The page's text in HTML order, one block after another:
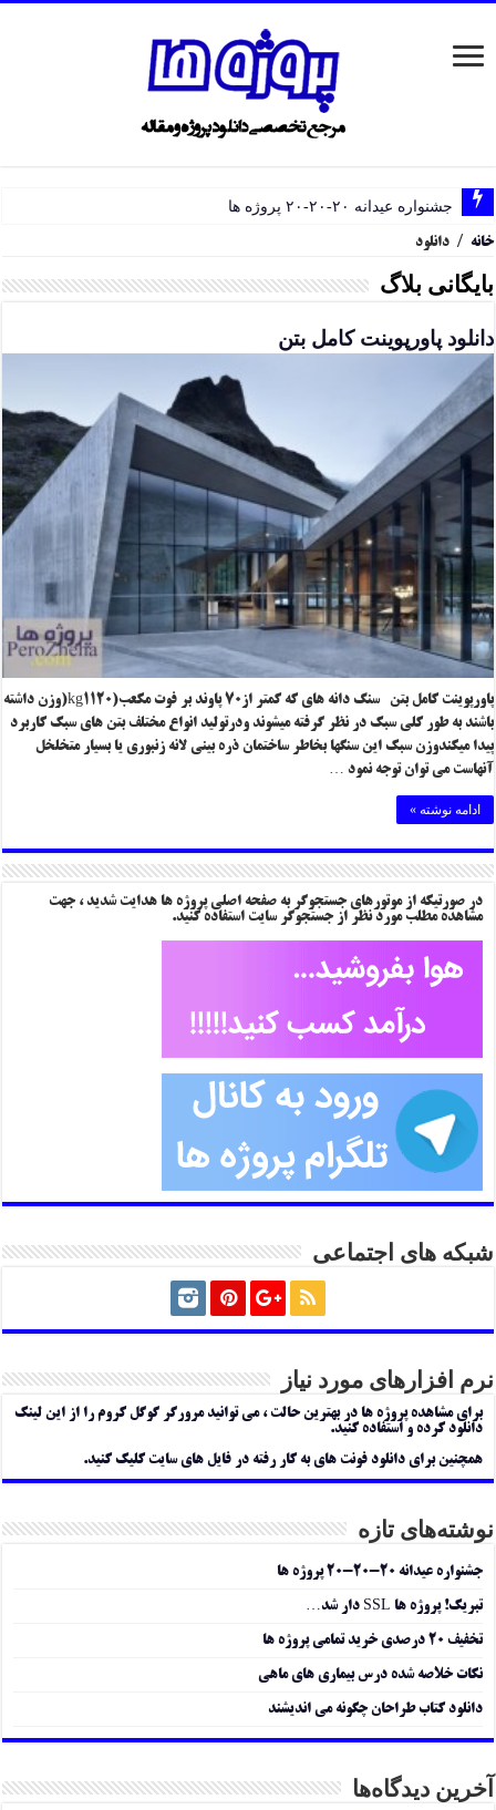
جشنواره عیدانه ۲۰-۲۰-۲۰ پروژه ها
خانه / دانلود
بایگانی بلاگ
دانلود پاورپوینت کامل بتن
پاورپوینت کامل بتن سنگ دانه های که کمتر از۷۰ پاوند بر فوت مکعب(kg1120(وزن داشته
باشند به طور کلی سبک در نظر گرفته میشوند ودرتولید انواع مختلف بتن های سبک کاربرد
پیدا میکندوزن سبک این سنگها بخاطر ساختمان ذره بینی لانه زنبوری یا بسیار متخلخل
آنهاست می توان توجه نمود …
ادامه نوشته »
در صورتیکه از موتورهای جستجوگر به صفحه اصلی پروژه ها هدایت شدید ، جهت
مشاهده مطلب مورد نظر از جستجوگر سایت استفاده کنید.
شبکه های اجتماعی
نرم افزارهای مورد نیاز
برای مشاهده پروژه ها در بهترین حالت ، می توانید مرورگر گوگل کروم را از این لینک
دانلود کرده و استفاده کنید.
همچنین برای دانلود فونت های به کار رفته در فایل های سایت کلیک کنید.
نوشته‌های تازه
جشنواره عیدانه ۲۰-۲۰-۲۰ پروژه ها
تبریک! پروژه ها SSL دار شد…
تخفیف ۲۰ درصدی خرید تمامی پروژه ها
نکات خلاصه شده درس بیماری های ماهی
دانلود کتاب طراحان چگونه می اندیشند
آخرین دیدگاه‌ها